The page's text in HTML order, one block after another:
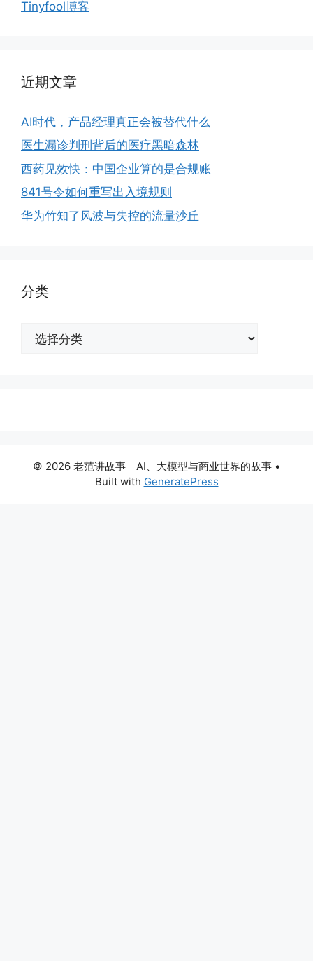
Tinyfool博客
近期文章
AI时代，产品经理真正会被替代什么
医生漏诊判刑背后的医疗黑暗森林
西药见效快：中国企业算的是合规账
841号令如何重写出入境规则
华为竹知了风波与失控的流量沙丘
分类
© 2026 老范讲故事｜AI、大模型与商业世界的故事 •
Built with GeneratePress